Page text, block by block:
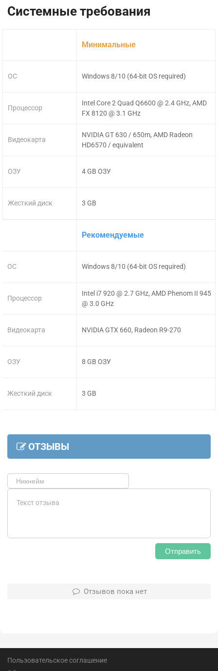
Системные требования
ОС
Процессор
Видеокарта
ОЗУ
Жесткий диск
Минимальные
Windows 8/10 (64-bit OS required)
Intel Core 2 Quad Q6600 @ 2.4 GHz, AMD
FX 8120 @ 3.1 GHz
NVIDIA GT 630 / 650m, AMD Radeon
HD6570 / equivalent
4 GB ОЗУ
3 GB
ОС
Процессор
Видеокарта
ОЗУ
Жесткий диск
Рекомендуемые
Windows 8/10 (64-bit OS required)
Intel i7 920 @ 2.7 GHz, AMD Phenom II 945
@ 3.0 GHz
NVIDIA GTX 660, Radeon R9-270
8 GB ОЗУ
3 GB
ОТЗЫВЫ
Отправить
Отзывов пока нет
Пользовательское соглашение